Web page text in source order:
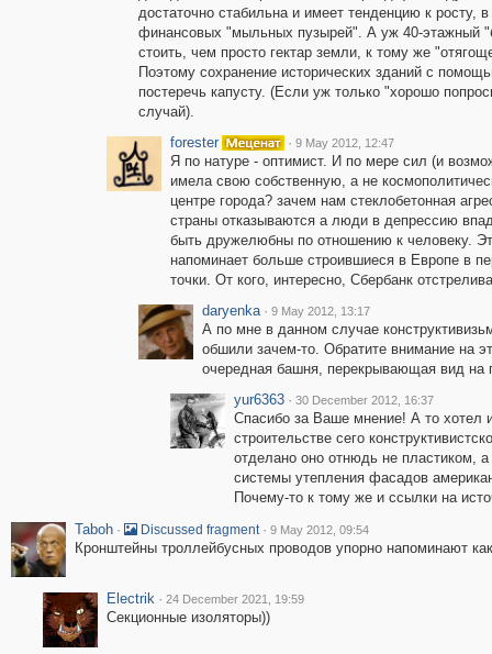
достаточно стабильна и имеет тенденцию к росту,
финансовых "мыльных пузырей". А уж 40-этажный
стоить, чем просто гектар земли, к тому же
Поэтому сохранение исторических зданий с
постеречь капусту. (Если уж только "хорошо
случай).
forester
· 9 May 2012, 12:47
Я по натуре - оптимист. И по мере сил (и
имела свою собственную, а не
центре города? зачем нам стеклобетонная
страны отказываются а люди в депрессию
быть дружелюбны по отношению к человеку.
напоминает больше строившиеся в Европе в
точки. От кого, интересно, Сбербанк
daryenka · 9 May 2012, 13:17
А по мне в данном случае
обшили зачем-то. Обратите внимание на
очередная башня, перекрывающая вид на
yur6363 · 30 December 2012, 16:37
Спасибо за Ваше мнение! А то хотел
строительстве сего
отделано оно отнюдь не пластиком,
системы утепления фасадов
Почему-то к тому же и ссылки на
Taboh · Discussed fragment · 9 May 2012, 09:54
Кронштейны троллейбусных проводов упорно напоминают
Electrik · 24 December 2021, 19:59
Секционные изоляторы))